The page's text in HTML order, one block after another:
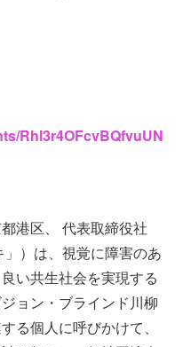
Rhl3r4OFcvBQfvuUN
港区、 代表取締役社
）は、視覚に障害のあ
い共生社会を実現する
ョン・ブラインド川柳
る個人に呼びかけて、